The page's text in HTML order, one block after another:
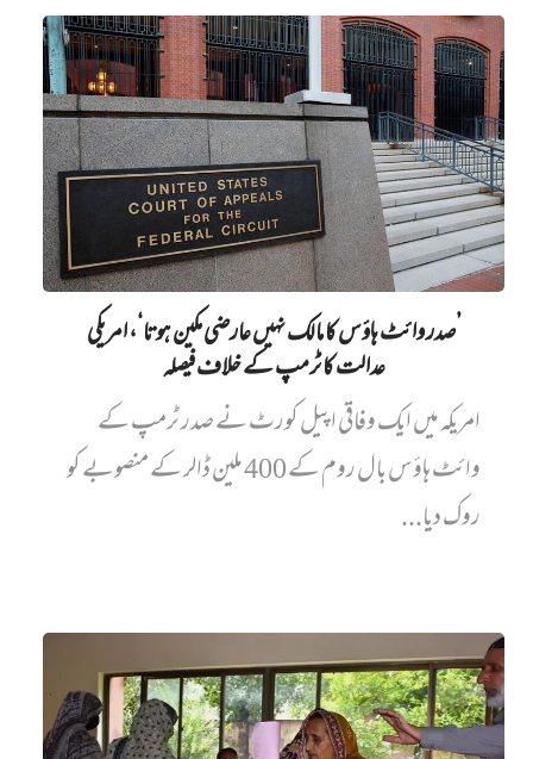
’صدر وائٹ ہاؤس کا مالک نہیں‌ عارضی مکین ہوتا‘، امریکی
عدالت کا ٹرمپ کے خلاف فیصلہ
امریکہ میں ایک وفاقی اپیل کورٹ نے صدر ٹرمپ کے
وائٹ ہاؤس بال روم کے 400 ملین ڈالر کے منصوبے کو
روک دیا...